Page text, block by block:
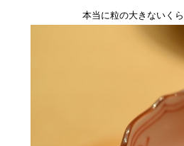
本当に粒の大きないく